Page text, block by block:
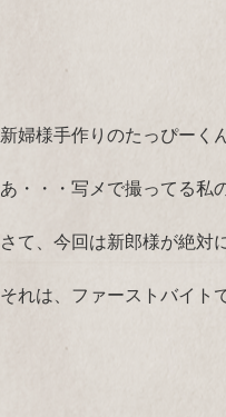
新婦様手作りのたっぴーく
あ・・・写メで撮ってる私
さて、今回は新郎様が絶対
それは、ファーストバイト